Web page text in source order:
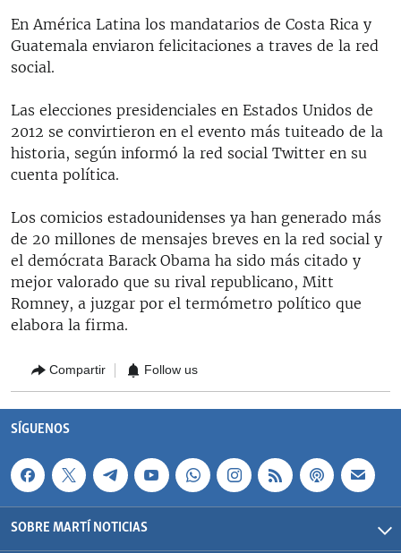
En América Latina los mandatarios de Costa Rica y
Guatemala enviaron felicitaciones a traves de la red
social.
Las elecciones presidenciales en Estados Unidos de
2012 se convirtieron en el evento más tuiteado de la
historia, según informó la red social Twitter en su
cuenta política.
Los comicios estadounidenses ya han generado más
de 20 millones de mensajes breves en la red social y
el demócrata Barack Obama ha sido más citado y
mejor valorado que su rival republicano, Mitt
Romney, a juzgar por el termómetro político que
elabora la firma.
Compartir Follow us
SÍGUENOS
SOBRE MARTÍ NOTICIAS